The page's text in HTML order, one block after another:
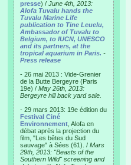
presse) / June 4th, 2013:
Alofa Tuvalu hands the
Tuvalu Marine Life
publication to Tine Leuelu,
Ambassador of Tuvalu to
Belgium, to IUCN, UNESCO
and its partners, at the
tropical aquarium in Paris. -
Press release
- 26 mai 2013 : Vide-Grenier
de la Butte Bergeyre (Paris
19e) / May 26th, 2013:
Bergeyre hill back yard sale.
- 29 mars 2013: 19e édition du
Festival Ciné
Environnement , Alofa en
débat après la projection du
film, "Les bêtes du Sud
sauvage" à Sées (61). / Mars
29th, 2013: "Beasts of the
Southern Wild" screening and